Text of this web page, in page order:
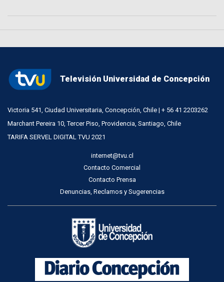
Televisión Universidad de Concepción
Victoria 541, Ciudad Universitaria, Concepción, Chile | + 56 41 2203262
Marchant Pereira 10, Tercer Piso, Providencia, Santiago, Chile
TARIFA SERVEL DIGITAL TVU 2021
internet@tvu.cl
Contacto Comercial
Contacto Prensa
Denuncias, Reclamos y Sugerencias